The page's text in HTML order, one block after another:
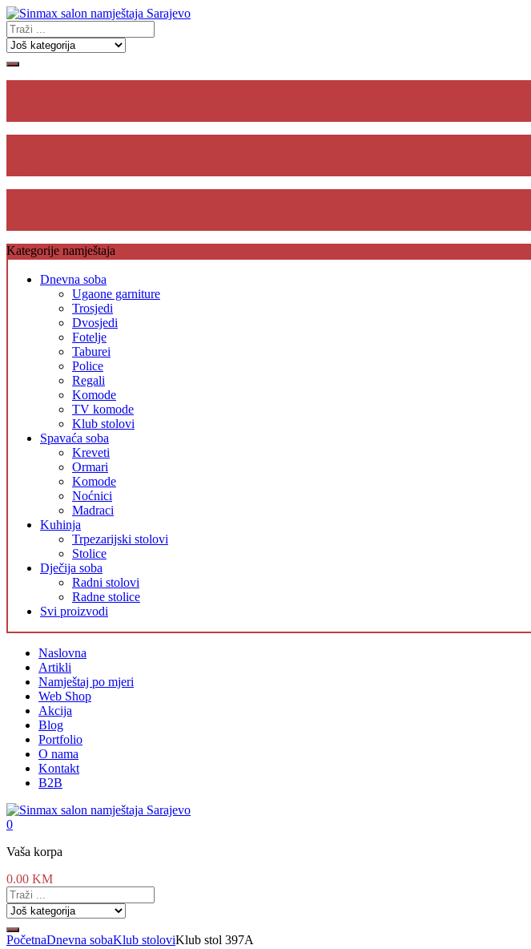
Kategorije namještaja
Dnevna soba
Ugaone garniture
Trosjedi
Dvosjedi
Fotelje
Taburei
Police
Regali
Komode
TV komode
Klub stolovi
Spavaća soba
Kreveti
Ormari
Komode
Noćnici
Madraci
Kuhinja
Trpezarijski stolovi
Stolice
Dječija soba
Radni stolovi
Radne stolice
Svi proizvodi
Naslovna
Artikli
Namještaj po mjeri
Web Shop
Akcija
Blog
Portfolio
O nama
Kontakt
B2B
0
Vaša korpa
0.00 KM
PočetnaDnevna sobaKlub stoloviKlub stol 397A